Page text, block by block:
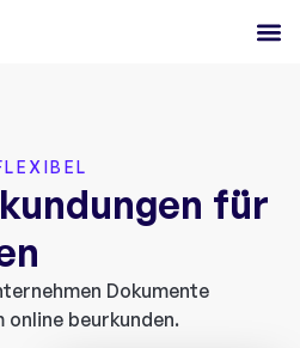
für
Dokumente
beurkunden.